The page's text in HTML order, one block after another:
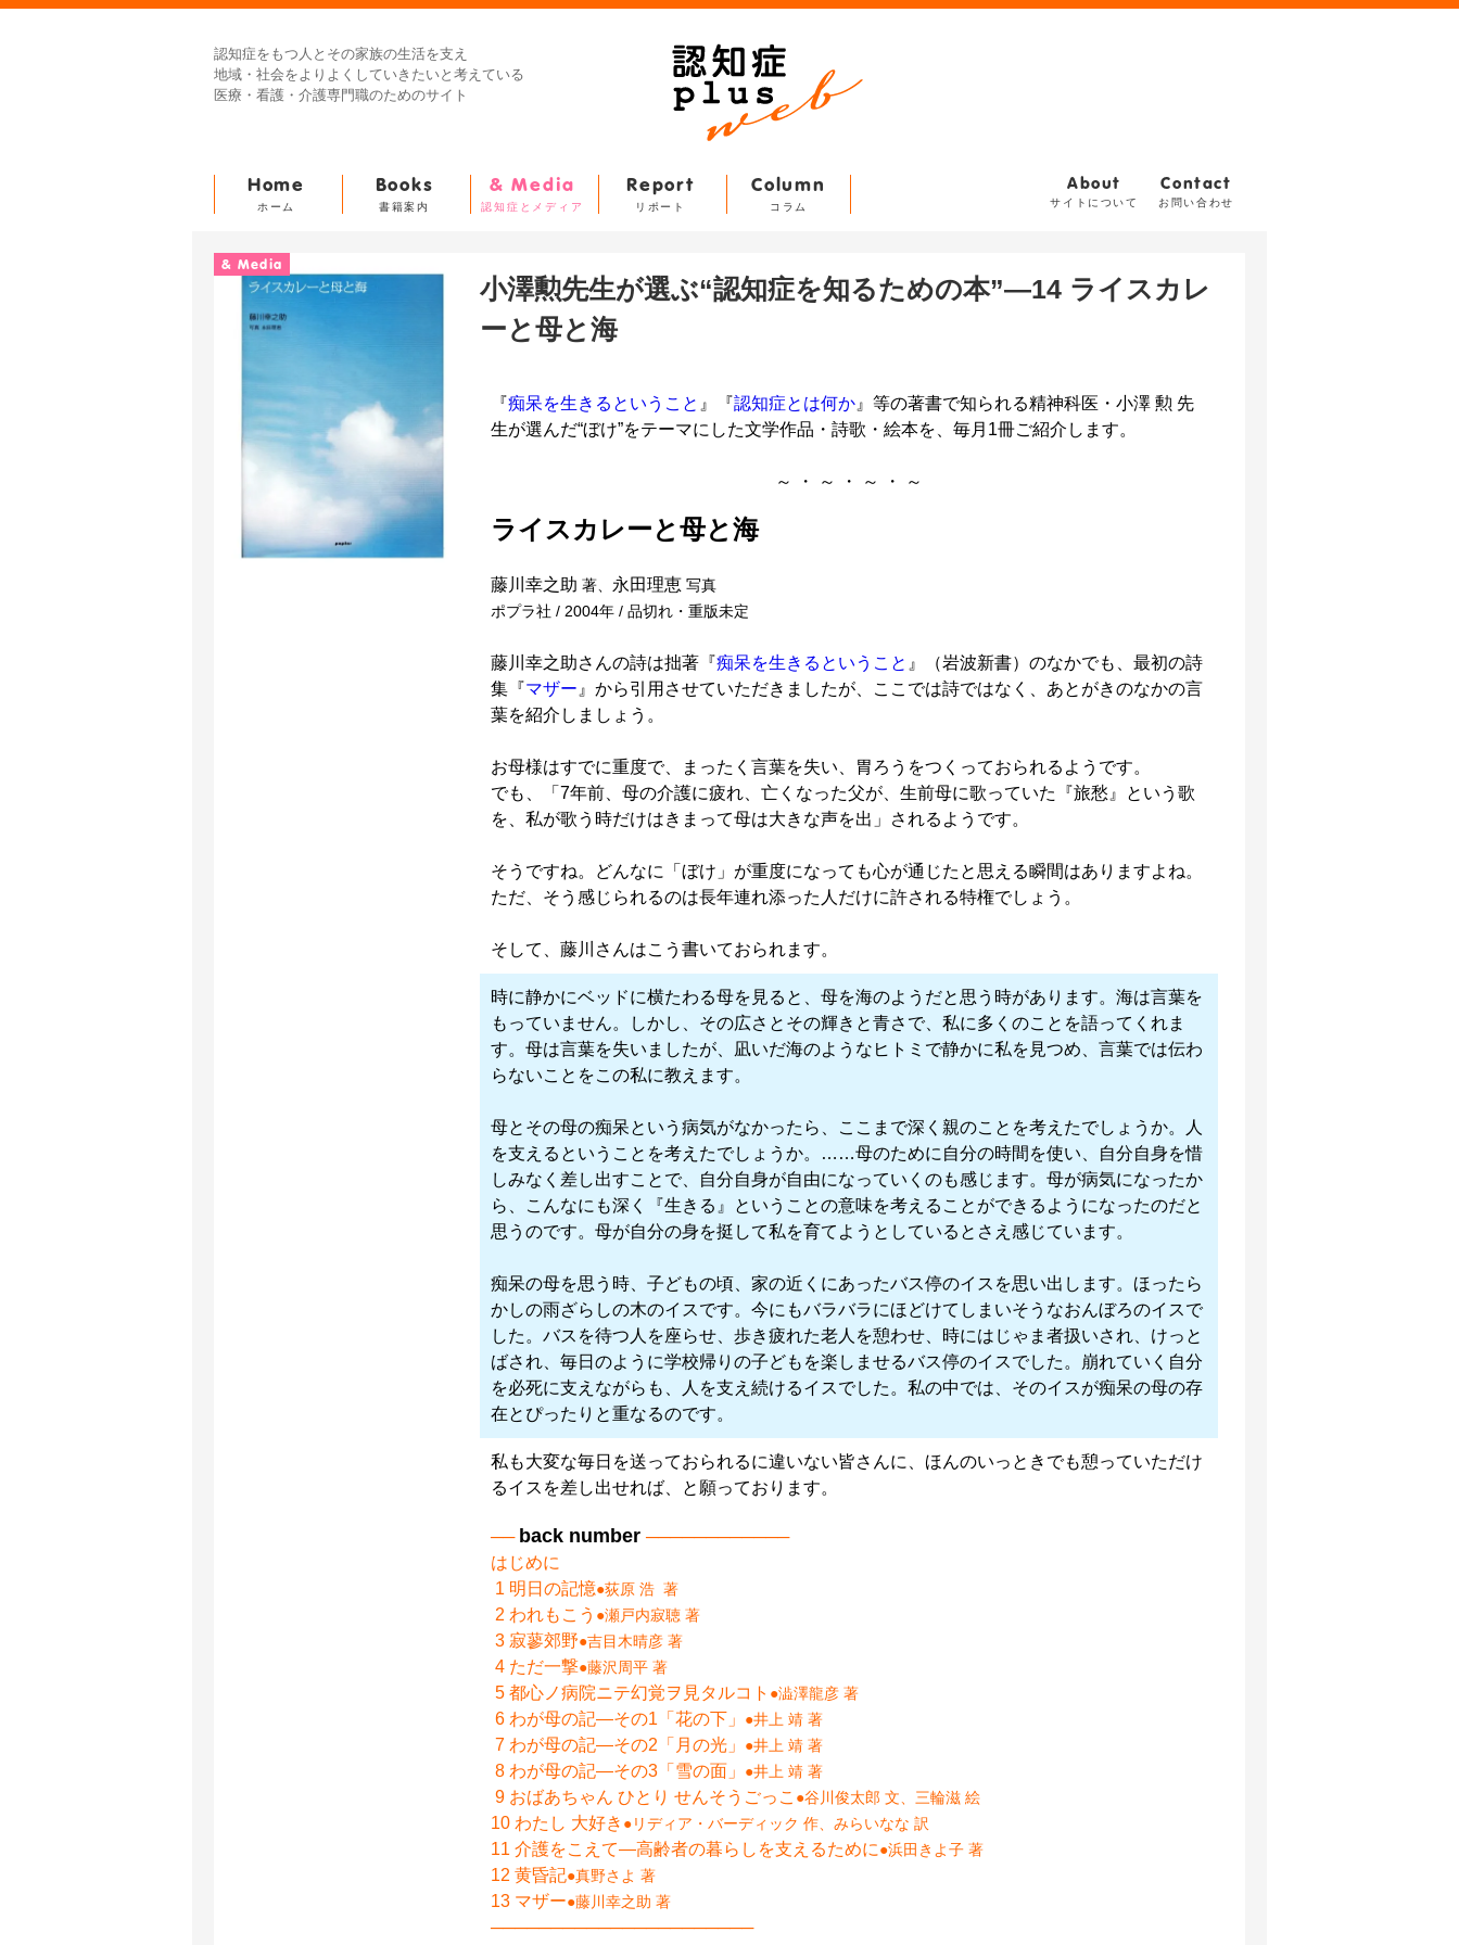
認知症をもつ人とその家族の生活を支え
地域・社会をよりよくしていきたいと考えている
医療・看護・介護専門職のためのサイト
Home
ホーム
Books
書籍案内
& Media
認知症とメディア
Report
リポート
Column
コラム
About
サイトについて
Contact
お問い合わせ
& Media
小澤勲先生が選ぶ“認知症を知るための本”—14 ライスカレ
ーと母と海
『痴呆を生きるということ 』『認知症とは何か 』等の著書で知られる精神科医・小澤 勲 先
生が選んだ“ぼけ”をテーマにした文学作品・詩歌・絵本を、毎月1冊ご紹介します。
～ ・ ～ ・ ～ ・ ～
ライスカレーと母と海
藤川幸之助 著、 永田理恵 写真
ポプラ社 / 2004年 / 品切れ・重版未定
藤川幸之助さんの詩は拙著『痴呆を生きるということ 』（岩波新書）のなかでも、最初の詩
集『マザー 』から引用させていただきましたが、ここでは詩ではなく、あとがきのなかの言
葉を紹介しましょう。
お母様はすでに重度で、まったく言葉を失い、胃ろうをつくっておられるようです。
でも、「7年前、母の介護に疲れ、亡くなった父が、生前母に歌っていた『旅愁』という歌
を、私が歌う時だけはきまって母は大きな声を出」されるようです。
そうですね。どんなに「ぼけ」が重度になっても心が通じたと思える瞬間はありますよね。
ただ、そう感じられるのは長年連れ添った人だけに許される特権でしょう。
そして、藤川さんはこう書いておられます。
時に静かにベッドに横たわる母を見ると、母を海のようだと思う時があります。海は言葉を
もっていません。しかし、その広さとその輝きと青さで、私に多くのことを語ってくれま
す。母は言葉を失いましたが、凪いだ海のようなヒトミで静かに私を見つめ、言葉では伝わ
らないことをこの私に教えます。
母とその母の痴呆という病気がなかったら、ここまで深く親のことを考えたでしょうか。人
を支えるということを考えたでしょうか。……母のために自分の時間を使い、自分自身を惜
しみなく差し出すことで、自分自身が自由になっていくのも感じます。母が病気になったか
ら、こんなにも深く『生きる』ということの意味を考えることができるようになったのだと
思うのです。母が自分の身を挺して私を育てようとしているとさえ感じています。
痴呆の母を思う時、子どもの頃、家の近くにあったバス停のイスを思い出します。ほったら
かしの雨ざらしの木のイスです。今にもバラバラにほどけてしまいそうなおんぼろのイスで
した。バスを待つ人を座らせ、歩き疲れた老人を憩わせ、時にはじゃま者扱いされ、けっと
ばされ、毎日のように学校帰りの子どもを楽しませるバス停のイスでした。崩れていく自分
を必死に支えながらも、人を支え続けるイスでした。私の中では、そのイスが痴呆の母の存
在とぴったりと重なるのです。
私も大変な毎日を送っておられるに違いない皆さんに、ほんのいっときでも憩っていただけ
るイスを差し出せれば、と願っております。
── back number ────────────
はじめに
1 明日の記憶●荻原 浩 著
2 われもこう ●瀬戸内寂聴 著
3 寂蓼郊野●吉目木晴彦 著
4 ただ一撃●藤沢周平 著
5 都心ノ病院ニテ幻覚ヲ見タルコト ●澁澤龍彦 著
6 わが母の記―その1「花の下」 ●井上 靖 著
7 わが母の記―その2「月の光 」 ●井上 靖 著
8 わが母の記―その3「雪の面 」 ●井上 靖 著
9 おばあちゃん ひとり せんそうごっこ ●谷川俊太郎 文、三輪滋 絵
10 わたし 大好き ●リディア・バーディック 作、みらいなな 訳
11 介護をこえて―高齢者の暮らしを支えるために●浜田きよ子 著
12 黄昏記●真野さよ 著
13 マザー●藤川幸之助 著
──────────────────────